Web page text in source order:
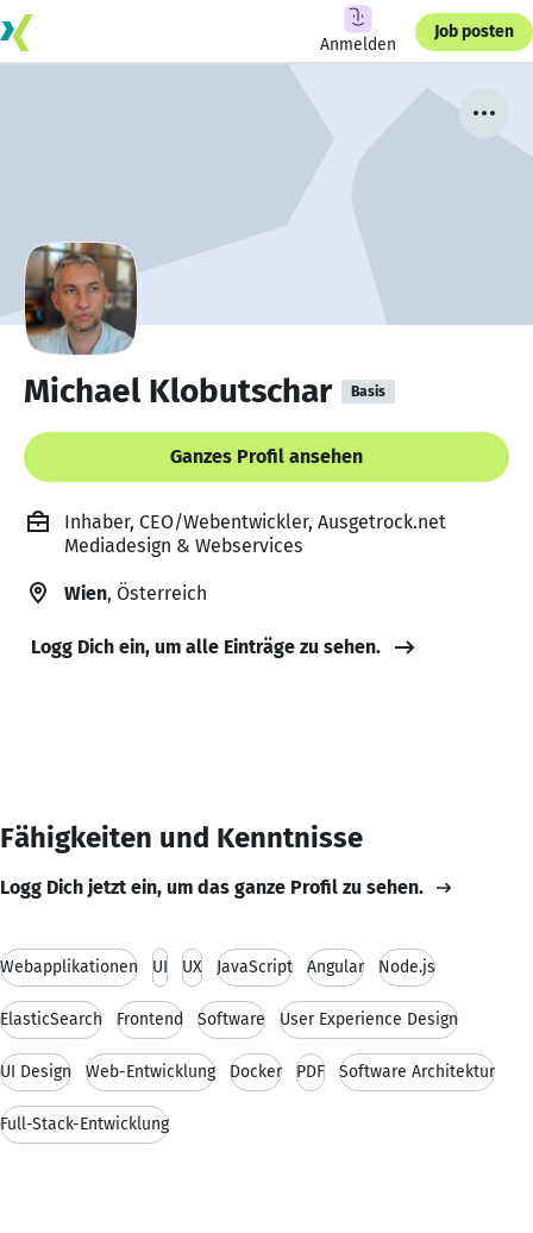
Anmelden
Job posten
Michael Klobutschar Basis
Ganzes Profil ansehen
Inhaber, CEO/Webentwickler, Ausgetrock.net
Mediadesign & Webservices
Wien, Österreich
Logg Dich ein, um alle Einträge zu sehen.
Fähigkeiten und Kenntnisse
Logg Dich jetzt ein, um das ganze Profil zu sehen.
Webapplikationen UI UX JavaScript Angular Node.js
ElasticSearch Frontend Software User Experience Design
UI Design Web-Entwicklung Docker PDF Software Architektur
Full-Stack-Entwicklung